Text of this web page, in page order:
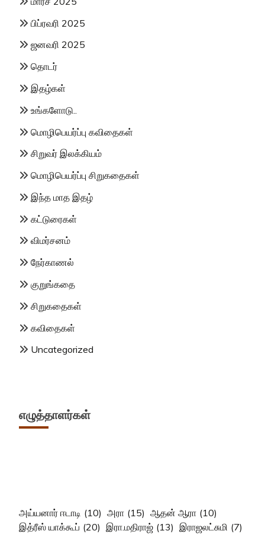
பிப்ரவரி 2025
ஜனவரி 2025
தொடர்
இதழ்கள்
உங்களோடு..
மொழிபெயர்ப்பு கவிதைகள்
சிறுவர் இலக்கியம்
மொழிபெயர்ப்பு சிறுகதைகள்
இந்த மாத இதழ்
கட்டுரைகள்
விமர்சனம்
நேர்காணல்
குறுங்கதை
சிறுகதைகள்
கவிதைகள்
Uncategorized
எழுத்தாளர்கள்
அய்யனார் ஈடாடி (10) அரா (15) ஆதன் ஆரா (10)
இத்ரீஸ் யாக்கூப் (20) இரா.மதிராஜ் (13) இராஜலட்சுமி (7)